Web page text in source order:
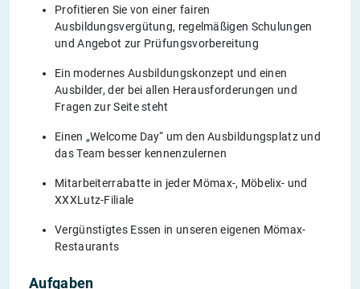
Profitieren Sie von einer fairen
Ausbildungsvergütung, regelmäßigen Schulungen
und Angebot zur Prüfungsvorbereitung
Ein modernes Ausbildungskonzept und einen
Ausbilder, der bei allen Herausforderungen und
Fragen zur Seite steht
Einen „Welcome Day“ um den Ausbildungsplatz und
das Team besser kennenzulernen
Mitarbeiterrabatte in jeder Mömax-, Möbelix- und
XXXLutz-Filiale
Vergünstigtes Essen in unseren eigenen Mömax-
Restaurants
Aufgaben